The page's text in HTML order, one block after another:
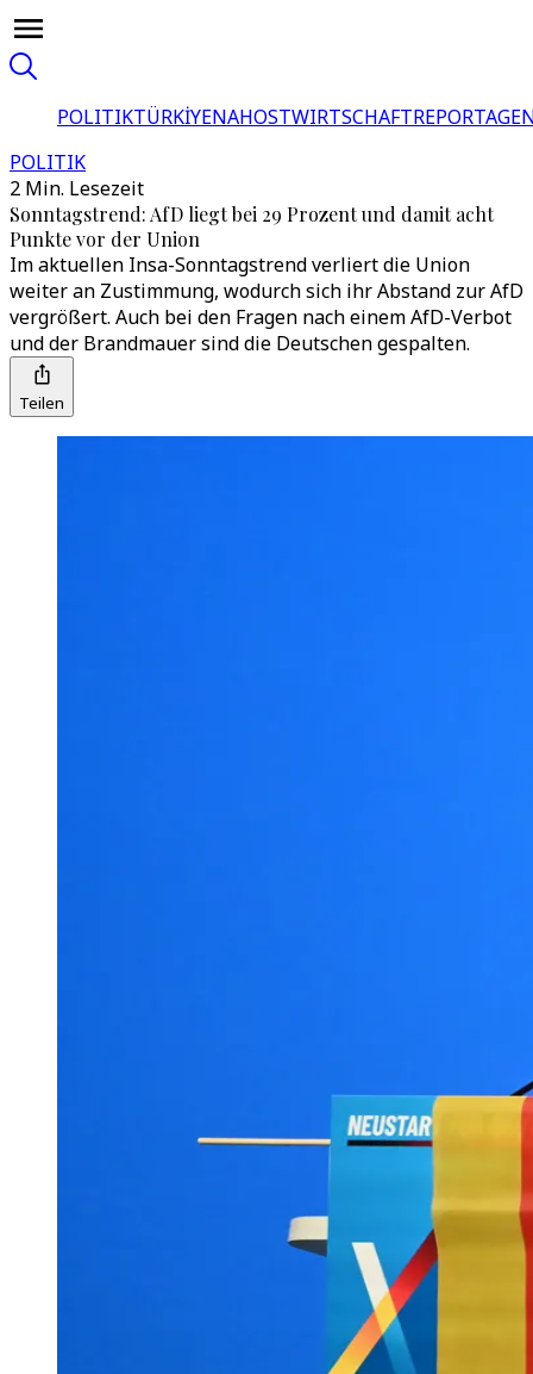
POLITIKTÜRKİYENAHOSTWIRTSCHAFT
POLITIK
2 Min. Lesezeit
Sonntagstrend: AfD liegt bei 29 Prozent und damit acht
Punkte vor der Union
Im aktuellen Insa-Sonntagstrend verliert die Union
weiter an Zustimmung, wodurch sich ihr Abstand zur AfD
vergrößert. Auch bei den Fragen nach einem AfD-Verbot
und der Brandmauer sind die Deutschen gespalten.
Teilen